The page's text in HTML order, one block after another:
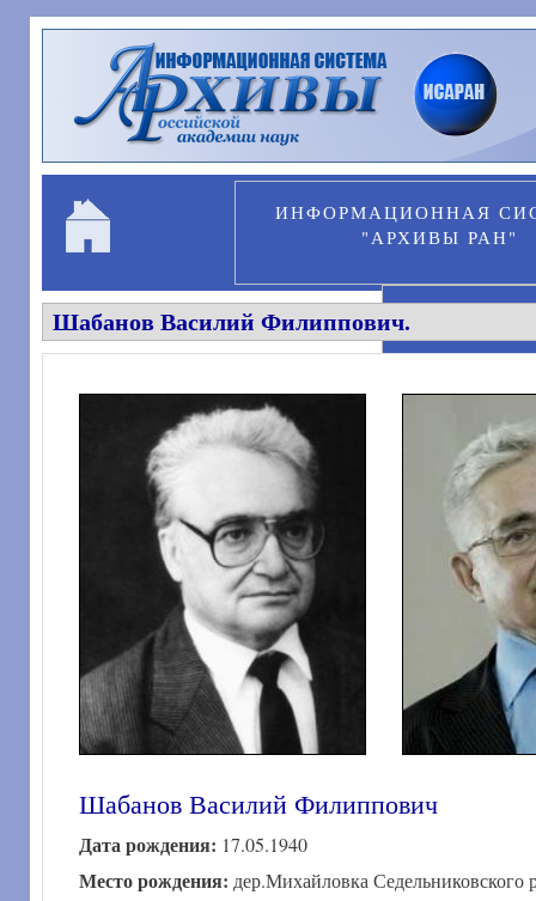
Перейти к основному содержанию
ИНФОРМАЦИОННАЯ
"АРХИВЫ РАН"
Шабанов Василий Филиппович.
Шабанов Василий Филиппович
Дата рождения: 17.05.1940
Место рождения: дер.Михайловка Седельниковского